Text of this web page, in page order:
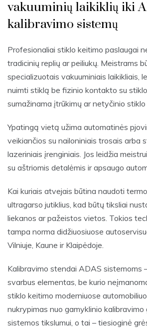
vakuuminių laikiklių iki
kalibravimo sistemų
Profesionaliai stiklo keitimo paslaugai
tradicinių replių ar peiliukų. Meistrams
specializuotais vakuuminiais laikikliais,
nuimti stiklą be fizinio kontakto su
sumažinama įtrūkimų ar netyčinio stiklo
Ypatingą vietą užima automatinės
veikiančios su nailoniniais trosais arba
lazeriniais įrenginiais. Jos leidžia
su aštriomis detalėmis ir apsaugo
Kai kuriais atvejais būtina naudoti
ultragarso jutiklius, kad būtų tiksliai
liekanos ar pažeistos vietos. Tokios
tampa norma didžiuosiuose
Vilniuje, Kaune ir Klaipėdoje.
Kalibravimo stendai ADAS sistemoms
svarbus elementas, be kurio
stiklo keitimo moderniuose
nukrypimas nuo gamyklinio
sistemos tikslumui, o tai – tiesioginė